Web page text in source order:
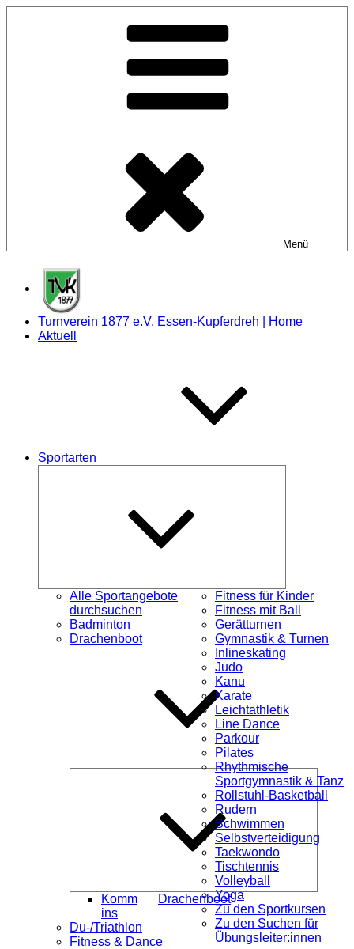
Menü
Turnverein 1877 e.V. Essen-Kupferdreh | Home
Aktuell
Sportarten
Alle Sportangebote
durchsuchen
Badminton
Drachenboot
öffnen
Komm
ins
Drachenboot
Du-/Triathlon
Fitness & Dance
Fitness für Kinder
Fitness mit Ball
Gerätturnen
Gymnastik & Turnen
Inlineskating
Judo
Kanu
Karate
Leichtathletik
Line Dance
Parkour
Pilates
Rhythmische
Sportgymnastik & Tanz
Rollstuhl-Basketball
Rudern
Schwimmen
Selbstverteidigung
Taekwondo
Tischtennis
Volleyball
Yoga
Zu den Sportkursen
Zu den Suchen für
Übungsleiter:innen